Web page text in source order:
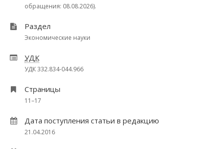
обращения: 08.08.2026).
Раздел
Экономические науки
УДК
УДК 332.834-044.966
Страницы
11–17
Дата поступления статьи в редакцию
21.04.2016